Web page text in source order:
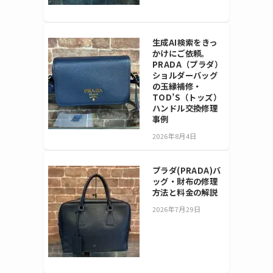
生成AI検索をきっ
かけにご依頼。
PRADA（プラダ）
ショルダーバッグ
の玉縁補修・
TOD’S（トッズ）
ハンドル交換修理
事例
2026年8月4日
プラダ(PRADA)バ
ッグ・財布の修理
方法と料金の解説
2026年7月29日